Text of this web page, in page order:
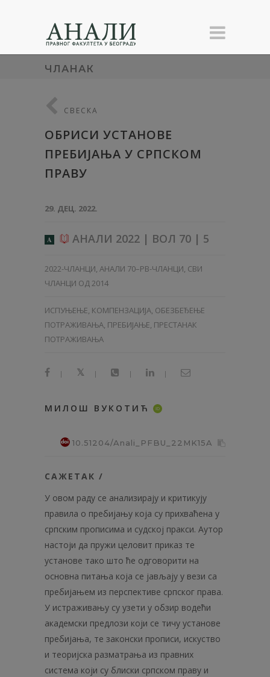
ЧЛАНАК
СВЕСКА
ОБРИСИ УСТАНОВЕ
ПРЕБИЈАЊА У СРПСКОМ
ПРАВУ
29. ДЕЦ. 2022.
A АНАЛИ 2022 | ВОЛ 70 | 5
2022-ЧЛАНЦИ, АНАЛИ 70–PB-ЧЛАНЦИ, СВИ
ЧЛАНЦИ ОД 2014
ИСПУЊЕЊЕ, КОМПЕНЗАЦИЈА, ОБЕЗБЕЂЕЊЕ
ПОТРАЖИВАЊА, ПРЕБИЈАЊЕ, ПРЕСТАНАК
ПОТРАЖИВАЊА
| | | |
МИЛОШ ВУКОТИЋ ID
10.51204/Anali_PFBU_22MK15A
САЖЕТАК /
У овом раду се анализирају и критикују
правила о пребијању која су прихваћена у
српским прописима и судској пракси. Аутор
настоји да пружи целовит приказ те
установе тако што ће одговорити на
основна питања која се јављају у вези са
пребијањем из перспективе српског права.
У истраживању су узети у обзир водећи
академски предлози који се тичу установе
пребијања, те законски прописи, искуство
и теоријска разматрања из правних
система који су блиски српском праву и